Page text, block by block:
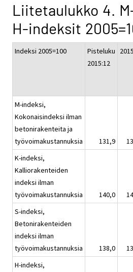
Liitetaulukko 4.
H-indeksit
Indeksi 2005=100
Pisteluku
2015:12
M-indeksi,
Kokonaisindeksi ilman
betonirakenteita ja
työvoimakustannuksia
131,9
K-indeksi,
Kalliorakenteiden
indeksi ilman
työvoimakustannuksia
140,0
S-indeksi,
Betonirakenteiden
indeksi ilman
työvoimakustannuksia
138,0
H-indeksi,